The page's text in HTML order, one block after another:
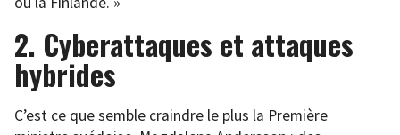
2. Cyberattaques et attaques
hybrides
C’est ce que semble craindre le plus la Première